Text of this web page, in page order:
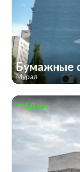
Бумажные
Мурал
58 км